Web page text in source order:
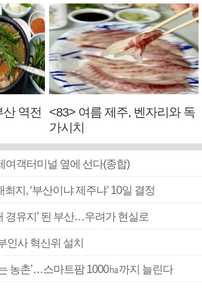
산 역전
<83> 여름 제주, 벤자리와 독
가시치
여객터미널 옆에 선다(종합)
지, ‘부산이냐 제주냐’ 10일 결정
경유지’ 된 부산…우려가 현실로
인사 혁신위 설치
농촌’…스마트팜 1000㏊까지 늘린다